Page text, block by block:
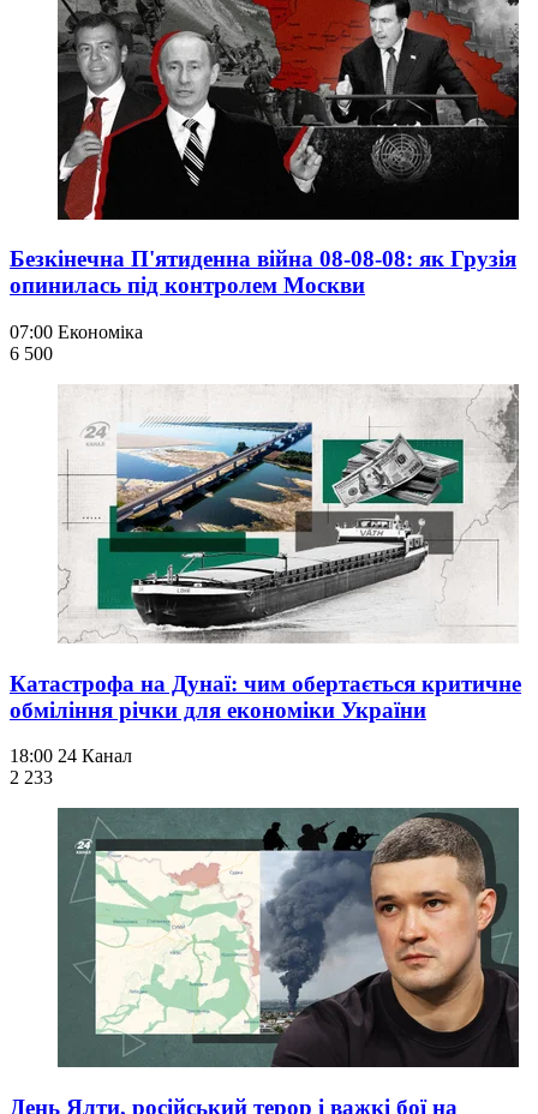
Безкінечна П'ятиденна війна 08-08-08: як Грузія
опинилась під контролем Москви
07:00 Економіка
6 500
Катастрофа на Дунаї: чим обертається критичне
обміління річки для економіки України
18:00 24 Канал
2 233
День Ялти, російський терор і важкі бої на